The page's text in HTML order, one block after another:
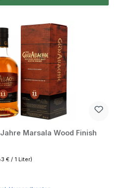
Marsala Wood Finish
€ / 1 Liter)